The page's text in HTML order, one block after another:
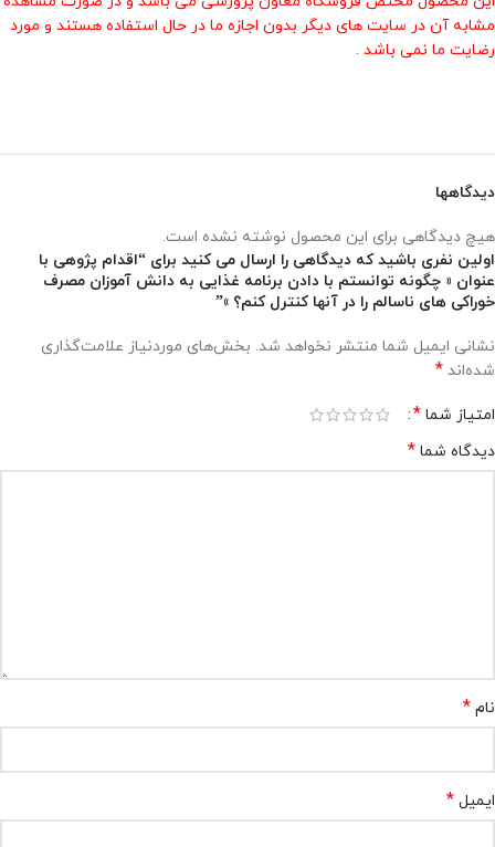
مشابه آن در سایت های دیگر بدون اجازه ما در حال استفاده هستند و مورد
رضایت ما نمی باشد .
دیدگاهها
هیچ دیدگاهی برای این محصول نوشته نشده است.
اولین نفری باشید که دیدگاهی را ارسال می کنید برای “اقدام پژوهی با
عنوان « چگونه توانستم با دادن برنامه غذایی به دانش آموزان مصرف
خوراکی های ناسالم را در آنها کنترل کنم؟ »”
نشانی ایمیل شما منتشر نخواهد شد. بخش‌های موردنیاز علامت‌گذاری
شده‌اند *
امتیاز شما *
دیدگاه شما *
نام *
ایمیل *